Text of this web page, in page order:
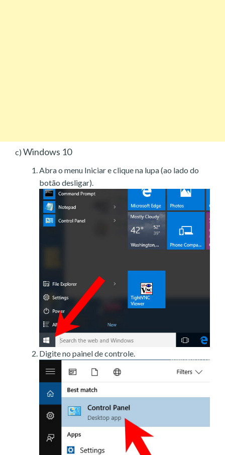
c) Windows 10
Abra o menu Iniciar e clique na lupa (ao lado do
botão desligar).
Digite no painel de controle.